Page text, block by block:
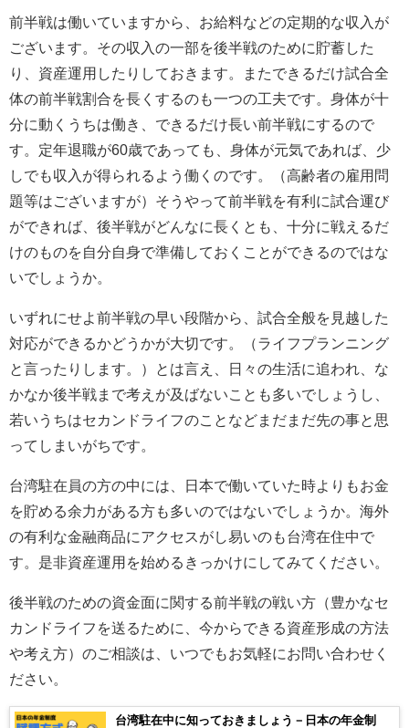
前半戦は働いていますから、お給料などの定期的な収入が
ございます。その収入の一部を後半戦のために貯蓄した
り、資産運用したりしておきます。またできるだけ試合全
体の前半戦割合を長くするのも一つの工夫です。身体が十
分に動くうちは働き、できるだけ長い前半戦にするので
す。定年退職が60歳であっても、身体が元気であれば、少
しでも収入が得られるよう働くのです。（高齢者の雇用問
題等はございますが）そうやって前半戦を有利に試合運び
ができれば、後半戦がどんなに長くとも、十分に戦えるだ
けのものを自分自身で準備しておくことができるのではな
いでしょうか。
いずれにせよ前半戦の早い段階から、試合全般を見越した
対応ができるかどうかが大切です。（ライフプランニング
と言ったりします。）とは言え、日々の生活に追われ、な
かなか後半戦まで考えが及ばないことも多いでしょうし、
若いうちはセカンドライフのことなどまだまだ先の事と思
ってしまいがちです。
台湾駐在員の方の中には、日本で働いていた時よりもお金
を貯める余力がある方も多いのではないでしょうか。海外
の有利な金融商品にアクセスがし易いのも台湾在住中で
す。是非資産運用を始めるきっかけにしてみてください。
後半戦のための資金面に関する前半戦の戦い方（豊かなセ
カンドライフを送るために、今からできる資産形成の方法
や考え方）のご相談は、いつでもお気軽にお問い合わせく
ださい。
台湾駐在中に知っておきましょう－日本の年金制